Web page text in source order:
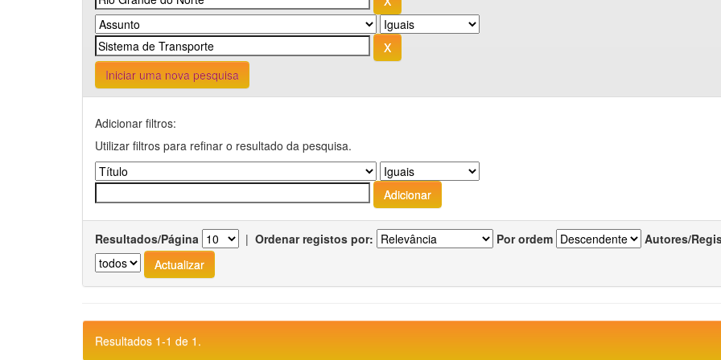
Iniciar uma nova pesquisa
Adicionar filtros:
Utilizar filtros para refinar o resultado da pesquisa.
Resultados/Página | Ordenar registos por: Por ordem Autores/
Resultados 1-1 de 1.